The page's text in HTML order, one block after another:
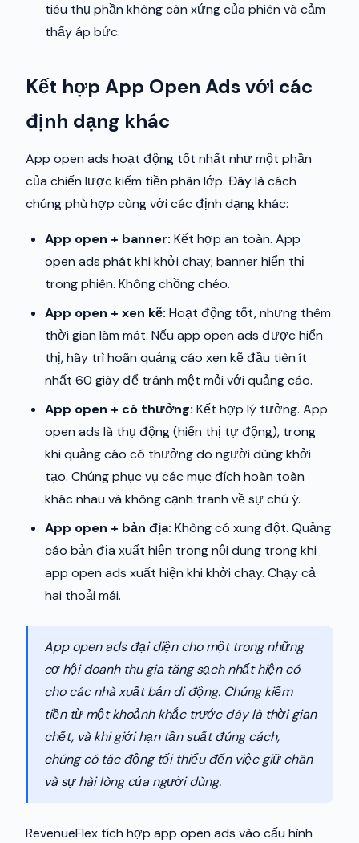
tiêu thụ phần không cân xứng của phiên và cảm
thấy áp bức.
Kết hợp App Open Ads với các
định dạng khác
App open ads hoạt động tốt nhất như một phần
của chiến lược kiếm tiền phân lớp. Đây là cách
chúng phù hợp cùng với các định dạng khác:
App open + banner: Kết hợp an toàn. App
open ads phát khi khởi chạy; banner hiển thị
trong phiên. Không chồng chéo.
App open + xen kẽ: Hoạt động tốt, nhưng thêm
thời gian làm mát. Nếu app open ads được hiển
thị, hãy trì hoãn quảng cáo xen kẽ đầu tiên ít
nhất 60 giây để tránh mệt mỏi với quảng cáo.
App open + có thưởng: Kết hợp lý tưởng. App
open ads là thụ động (hiển thị tự động), trong
khi quảng cáo có thưởng do người dùng khởi
tạo. Chúng phục vụ các mục đích hoàn toàn
khác nhau và không cạnh tranh về sự chú ý.
App open + bản địa: Không có xung đột. Quảng
cáo bản địa xuất hiện trong nội dung trong khi
app open ads xuất hiện khi khởi chạy. Chạy cả
hai thoải mái.
App open ads đại diện cho một trong những
cơ hội doanh thu gia tăng sạch nhất hiện có
cho các nhà xuất bản di động. Chúng kiếm
tiền từ một khoảnh khắc trước đây là thời gian
chết, và khi giới hạn tần suất đúng cách,
chúng có tác động tối thiểu đến việc giữ chân
và sự hài lòng của người dùng.
RevenueFlex tích hợp app open ads vào cấu hình